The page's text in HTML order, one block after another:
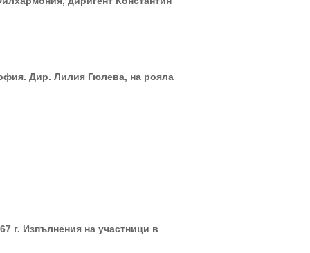
Дир. Лилия Гюлева, на рояла
г. Изпълнения на участници в